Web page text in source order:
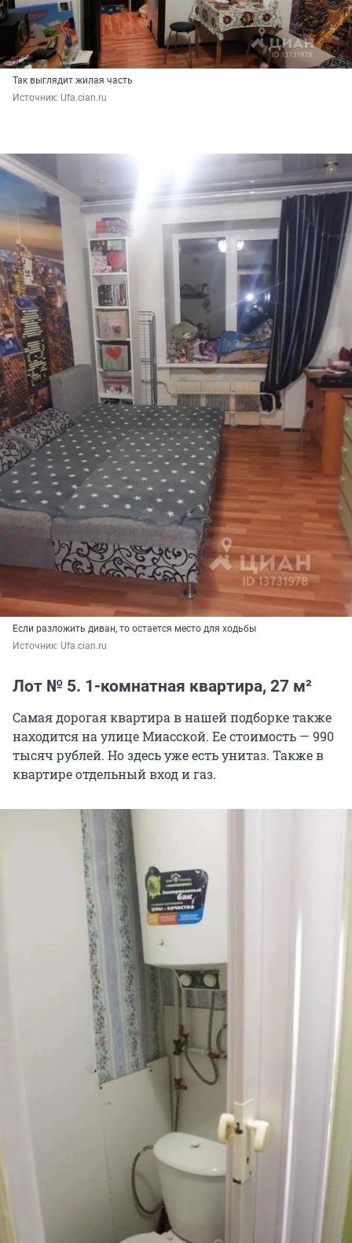
Так выглядит жилая часть
Источник: Ufa.cian.ru
Если разложить диван, то остается место для ходьбы
Источник: Ufa.cian.ru
Лот № 5. 1-комнатная квартира, 27 м²
Самая дорогая квартира в нашей подборке также
находится на улице Миасской. Ее стоимость — 990
тысяч рублей. Но здесь уже есть унитаз. Также в
квартире отдельный вход и газ.